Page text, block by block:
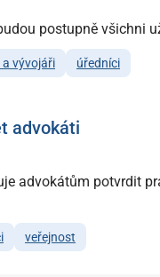
postupně všichni
vývojáři úředníci
advokáti
advokátům potvrdit
veřejnost